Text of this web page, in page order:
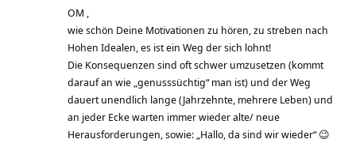
OM ,
wie schön Deine Motivationen zu hören, zu streben nach
Hohen Idealen, es ist ein Weg der sich lohnt!
Die Konsequenzen sind oft schwer umzusetzen (kommt
darauf an wie „genusssüchtig“ man ist) und der Weg
dauert unendlich lange (Jahrzehnte, mehrere Leben) und
an jeder Ecke warten immer wieder alte/ neue
Herausforderungen, sowie: „Hallo, da sind wir wieder“ 😉